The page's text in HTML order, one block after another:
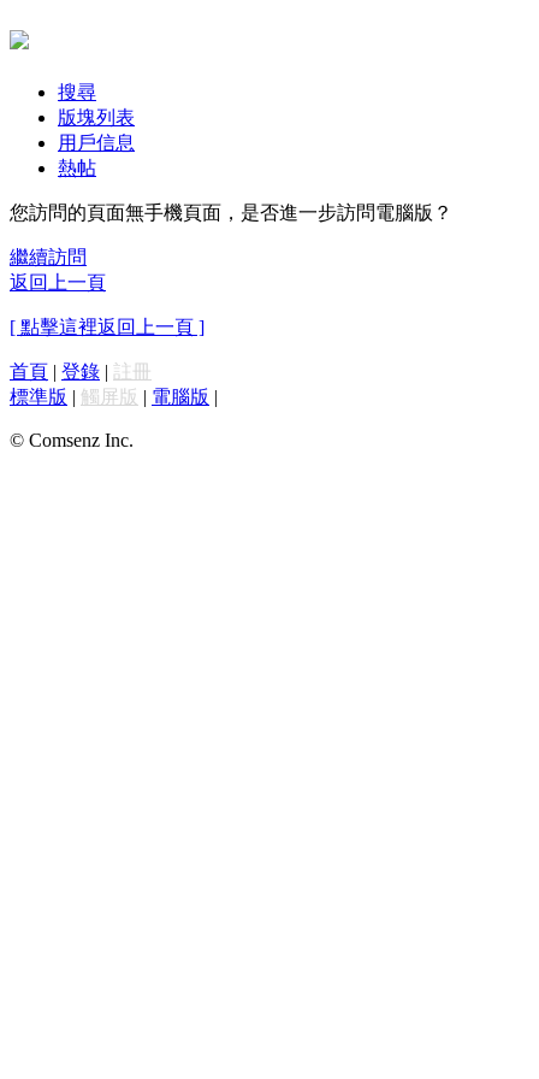
搜尋
版塊列表
用戶信息
熱帖
您訪問的頁面無手機頁面，是否進一步訪問電腦版？
繼續訪問
返回上一頁
[ 點擊這裡返回上一頁 ]
首頁 | 登錄 | 註冊
標準版 | 觸屏版 | 電腦版 |
© Comsenz Inc.